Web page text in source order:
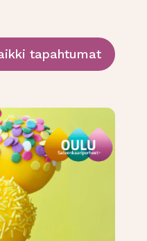
tapahtumat